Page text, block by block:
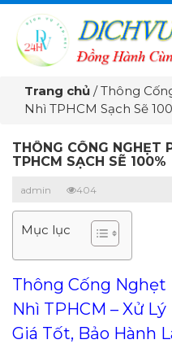
Trang chủ /Thông
Nhì TPHCM Sạch Sẽ
THÔNG CỐNG NGHẸT
TPHCM SẠCH SẼ 100%
admin 404
Mục lục
Thông Cống Nghẹt
Nhì TPHCM – Xử
Giá Tốt, Bảo Hành